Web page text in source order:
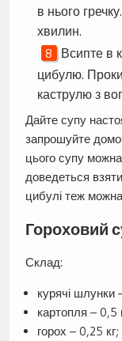
в нього
хвилин.
Всипте в
цибулю.
каструлю з
Дайте супу
запрошуйте
цього супу
доведеться
цибулі теж
Гороховий
Склад:
курячі шлунки
картопля – 0,5
горох – 0,25 кг;